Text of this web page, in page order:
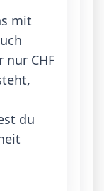
mit
CHF
du